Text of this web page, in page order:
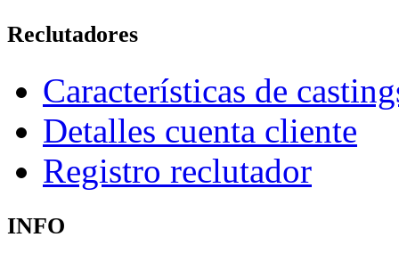
Reclutadores
Características de
Detalles cuenta cliente
Registro reclutador
INFO